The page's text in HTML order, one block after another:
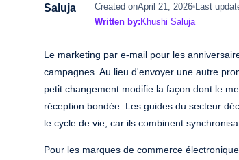
Created onApril 21, 2026 Last
Written by: Khushi Saluja
Le marketing par e-mail pour les
campagnes. Au lieu d'envoyer une autre
petit changement modifie la façon dont le
réception bondée. Les guides du secteur
le cycle de vie, car ils combinent
Pour les marques de commerce